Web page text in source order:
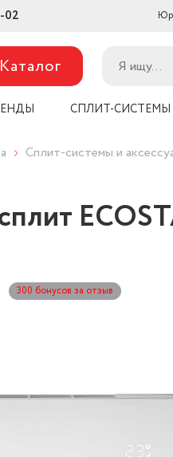
02
Каталог
СПЛИТ-СИСТЕМЫ
Сплит-системы и
300 бонусов за отзыв